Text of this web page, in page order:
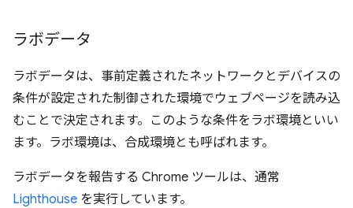
ラボデータ
ラボデータは、事前定義されたネットワークとデバイスの
条件が設定された制御された環境でウェブページを読み込
むことで決定されます。このような条件をラボ環境といい
ます。ラボ環境は、合成環境とも呼ばれます。
ラボデータを報告する Chrome ツールは、通常
Lighthouse を実行しています。